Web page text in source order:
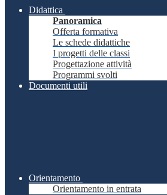
Didattica
Panoramica
Offerta formativa
Le schede didattiche
I progetti delle classi
Progettazione attività
Programmi svolti
Documenti utili
Orientamento
Orientamento in entrata